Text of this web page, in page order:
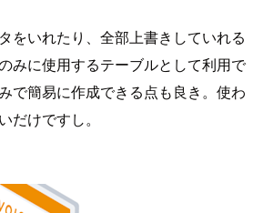
をいれたり、全部上書きしていれる
みに使用するテーブルとして利用で
で簡易に作成できる点も良き。使わ
だけですし。